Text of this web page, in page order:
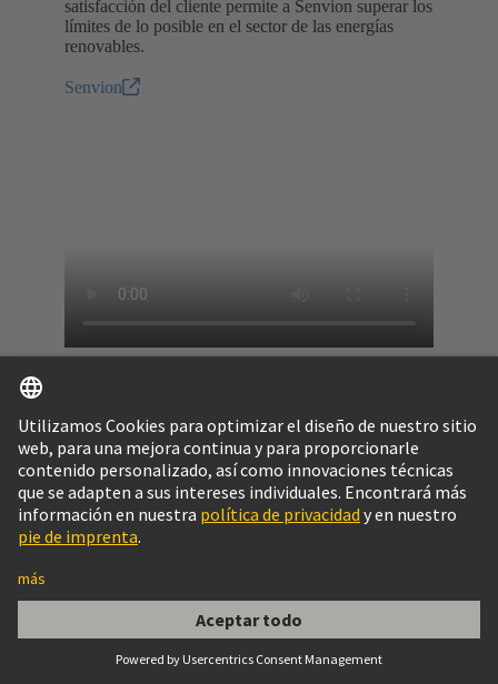
satisfacción del cliente permite a Senvion superar los
límites de lo posible en el sector de las energías
renovables.
Senvion
Wipro PARI
Wipro PARI
se fundó en 1990 y es una fusión de
Precision Automation & Robotics India Private
Limited y Wipro Enterprises. Es la primera empresa
soluciones de automatización industrial a nivel
mundial, principalmente a la industria del automóvil.
Obtenga más información